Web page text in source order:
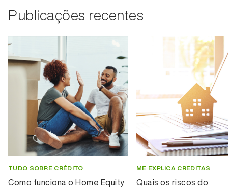
Publicações recentes
TUDO SOBRE CRÉDITO
Como funciona o Home Equity
ME EXPLICA CREDITAS
Quais os riscos do